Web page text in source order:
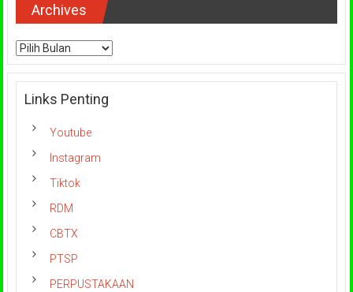
Archives
Archives
Links Penting
Youtube
Instagram
Tiktok
RDM
CBTX
PTSP
PERPUSTAKAAN